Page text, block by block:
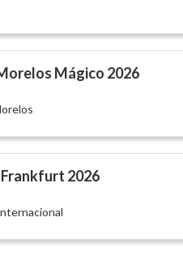
Mágico 2026
2026